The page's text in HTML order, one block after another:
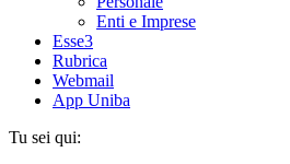
Enti e Imprese
Esse3
Rubrica
Webmail
App Uniba
Tu sei qui: